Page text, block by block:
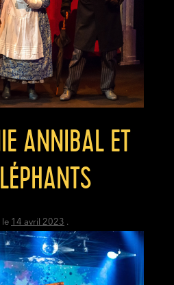
ANNIBAL ET
le 14 avril 2023 .